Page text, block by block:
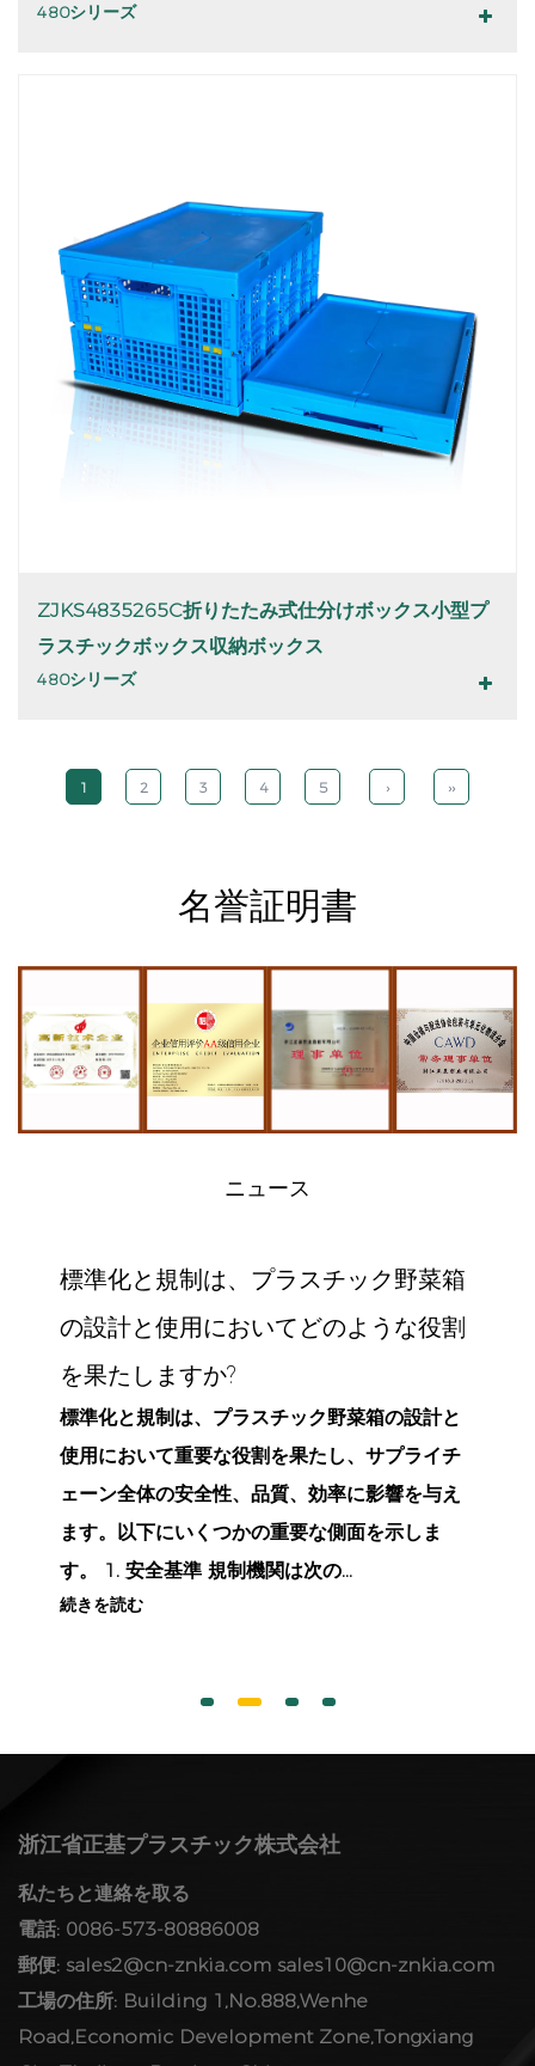
480シリーズ
ZJKS4835265C折りたたみ式仕分けボックス小型プ
ラスチックボックス収納ボックス
480シリーズ
1 2 3 4 5 › ››
名誉証明書
ニュース
プラスチック箱の構造設計は、輸送中
の果物の傷や損傷を防ぐ上でどのよう
な役割を果たしますか?
プラスチック箱の構造設計は、輸送中の果物の
傷や損傷を防ぐ上で重要な役割を果たします。
このデザインが果物の保護に貢献する主な方法
は次のとおりです。 換気と空気の流れ: 穿孔ま
たは通気穴: 多くのプラスチッ...
続きを読む
浙江省正基プラスチック株式会社
私たちと連絡を取る
電話: 0086-573-80886008
郵便: sales2@cn-znkia.com sales10@cn-znkia.com
工場の住所: Building 1,No.888,Wenhe
Road,Economic Development Zone,Tongxiang